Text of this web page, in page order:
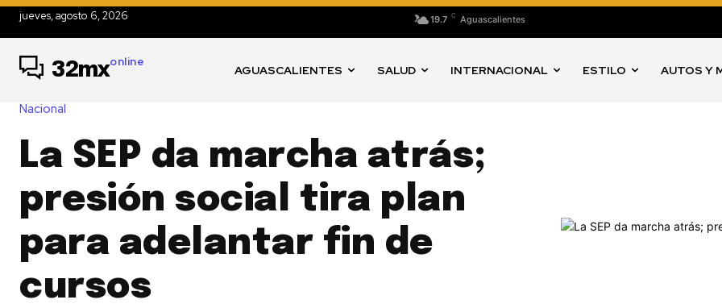
19.7 C Aguascalientes
jueves, agosto 6, 2026
32mxonline
AGUASCALIENTES SALUD INTERNACIONAL ESTILO AUTOS Y
Nacional
La SEP da marcha atrás;
presión social tira plan
para adelantar fin de
cursos